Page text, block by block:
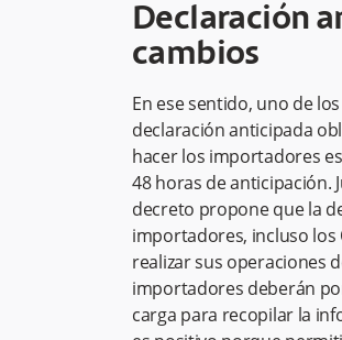
Declaración
cambios
En ese sentido, uno de
declaración anticipada
hacer los importadores
48 horas de anticipación.
decreto propone que la
importadores, incluso los
realizar sus operaciones
importadores deberán
carga para recopilar la